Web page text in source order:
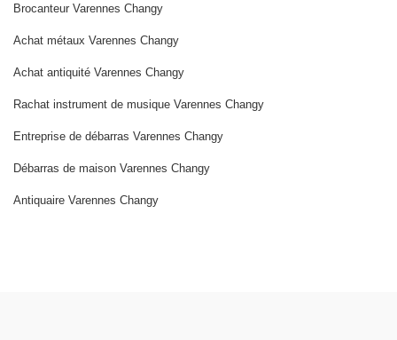
Brocanteur Varennes Changy
Achat métaux Varennes Changy
Achat antiquité Varennes Changy
Rachat instrument de musique Varennes Changy
Entreprise de débarras Varennes Changy
Débarras de maison Varennes Changy
Antiquaire Varennes Changy